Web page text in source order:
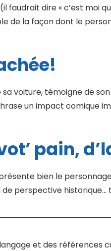
dire « c’est moi
de la façon dont le
voiture, témoigne de
un impact comique
pain,
bien le
perspective historique…
et des références